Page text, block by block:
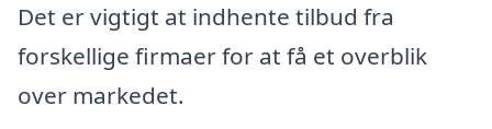
Det er vigtigt at indhente tilbud fra
forskellige firmaer for at få et overblik
over markedet.